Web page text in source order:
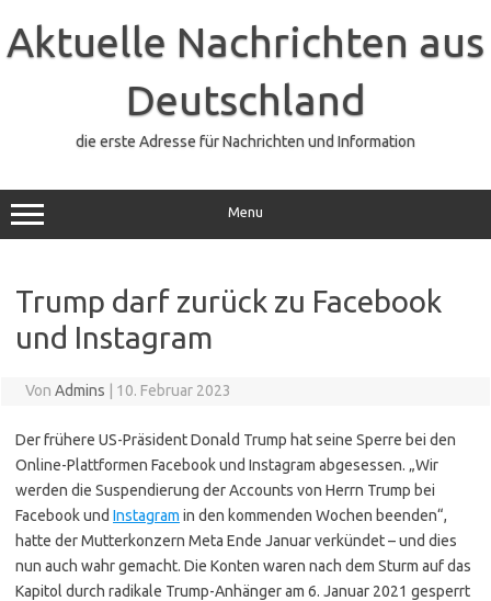
springen
Aktuelle Nachrichten aus
Deutschland
die erste Adresse für Nachrichten und Information
Menu
Trump darf zurück zu Facebook
und Instagram
Von Admins 10. Februar 2023
Der frühere US-Präsident Donald Trump hat seine Sperre bei den
Online-Plattformen Facebook und Instagram abgesessen. „Wir
werden die Suspendierung der Accounts von Herrn Trump bei
Facebook und Instagram in den kommenden Wochen beenden“,
hatte der Mutterkonzern Meta Ende Januar verkündet – und dies
nun auch wahr gemacht. Die Konten waren nach dem Sturm auf das
Kapitol durch radikale Trump-Anhänger am 6. Januar 2021 gesperrt